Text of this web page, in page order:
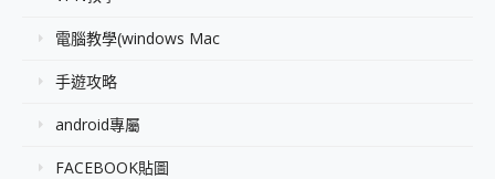
電腦教學(windows Mac
手遊攻略
android專屬
FACEBOOK貼圖